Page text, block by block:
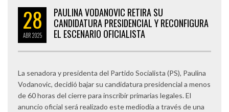
28
ABR2025
PAULINA VODANOVIC RETIRA SU
CANDIDATURA PRESIDENCIAL Y RECONFIGURA
EL ESCENARIO OFICIALISTA
La senadora y presidenta del Partido Socialista (PS), Paulina
Vodanovic, decidió bajar su candidatura presidencial a menos
de 60 horas del cierre para inscribir primarias legales. El
anuncio oficial será realizado este mediodía a través de una